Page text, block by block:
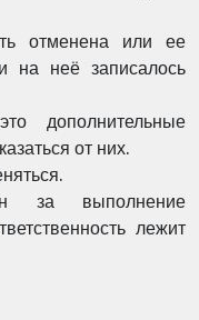
отменена или ее
на неё записалось
дополнительные
от них.
за выполнение
лежит